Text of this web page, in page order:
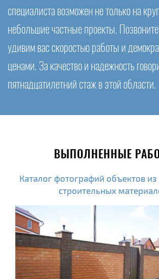
специалиста возможен не только на
небольшие частные проекты.
удивим вас скоростью работы и
ценами. За качество и надежность
пятнадцатилетний стаж в этой области.
ВЫПОЛНЕННЫЕ
Каталог фотографий объектов
строительных